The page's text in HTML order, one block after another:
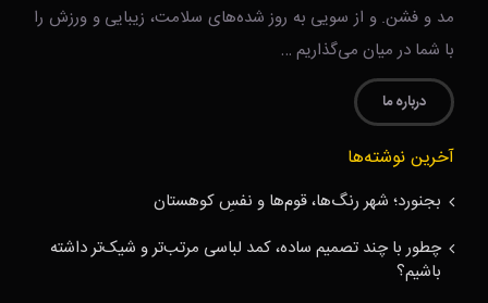
مد و فشن. و از سویی به روز شده‌های سلامت، زیبایی و ورزش را
با شما در میان می‌گذاریم …
درباره ما
آخرین نوشته‌ها
بجنورد؛ شهر رنگ‌ها، قوم‌ها و نفسِ کوهستان
چطور با چند تصمیم ساده، کمد لباسی مرتب‌تر و شیک‌تر داشته
باشیم؟